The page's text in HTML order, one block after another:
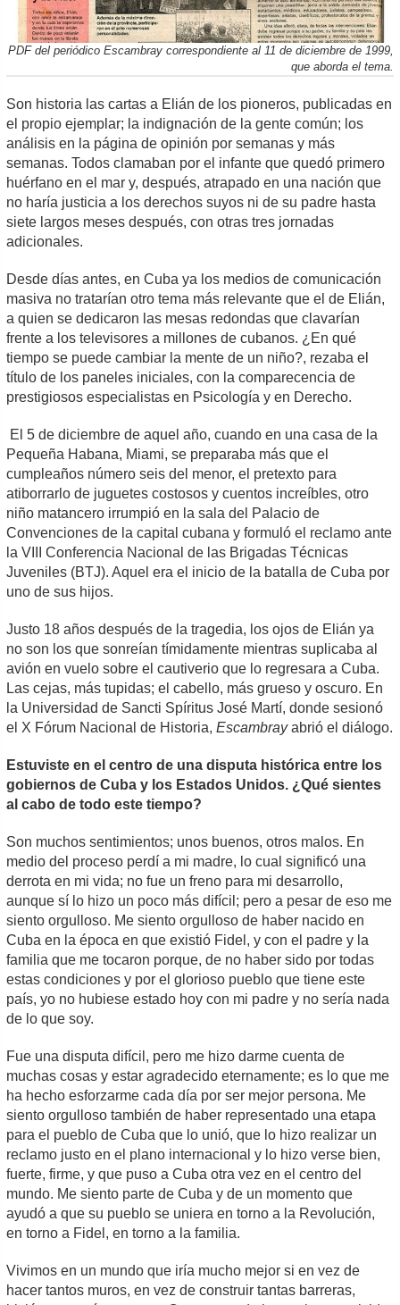
PDF del periódico Escambray correspondiente al 11 de diciembre de 1999,
que aborda el tema.
Son historia las cartas a Elián de los pioneros, publicadas en
el propio ejemplar; la indignación de la gente común; los
análisis en la página de opinión por semanas y más
semanas. Todos clamaban por el infante que quedó primero
huérfano en el mar y, después, atrapado en una nación que
no haría justicia a los derechos suyos ni de su padre hasta
siete largos meses después, con otras tres jornadas
adicionales.
Desde días antes, en Cuba ya los medios de comunicación
masiva no tratarían otro tema más relevante que el de Elián,
a quien se dedicaron las mesas redondas que clavarían
frente a los televisores a millones de cubanos. ¿En qué
tiempo se puede cambiar la mente de un niño?, rezaba el
título de los paneles iniciales, con la comparecencia de
prestigiosos especialistas en Psicología y en Derecho.
El 5 de diciembre de aquel año, cuando en una casa de la
Pequeña Habana, Miami, se preparaba más que el
cumpleaños número seis del menor, el pretexto para
atiborrarlo de juguetes costosos y cuentos increíbles, otro
niño matancero irrumpió en la sala del Palacio de
Convenciones de la capital cubana y formuló el reclamo ante
la VIII Conferencia Nacional de las Brigadas Técnicas
Juveniles (BTJ). Aquel era el inicio de la batalla de Cuba por
uno de sus hijos.
Justo 18 años después de la tragedia, los ojos de Elián ya
no son los que sonreían tímidamente mientras suplicaba al
avión en vuelo sobre el cautiverio que lo regresara a Cuba.
Las cejas, más tupidas; el cabello, más grueso y oscuro. En
la Universidad de Sancti Spíritus José Martí, donde sesionó
el X Fórum Nacional de Historia,Escambrayabrió el diálogo.
Estuviste en el centro de una disputa histórica entre los
gobiernos de Cuba y los Estados Unidos. ¿Qué sientes
al cabo de todo este tiempo?
Son muchos sentimientos; unos buenos, otros malos. En
medio del proceso perdí a mi madre, lo cual significó una
derrota en mi vida; no fue un freno para mi desarrollo,
aunque sí lo hizo un poco más difícil; pero a pesar de eso me
siento orgulloso. Me siento orgulloso de haber nacido en
Cuba en la época en que existió Fidel, y con el padre y la
familia que me tocaron porque, de no haber sido por todas
estas condiciones y por el glorioso pueblo que tiene este
país, yo no hubiese estado hoy con mi padre y no sería nada
de lo que soy.
Fue una disputa difícil, pero me hizo darme cuenta de
muchas cosas y estar agradecido eternamente; es lo que me
ha hecho esforzarme cada día por ser mejor persona. Me
siento orgulloso también de haber representado una etapa
para el pueblo de Cuba que lo unió, que lo hizo realizar un
reclamo justo en el plano internacional y lo hizo verse bien,
fuerte, firme, y que puso a Cuba otra vez en el centro del
mundo. Me siento parte de Cuba y de un momento que
ayudó a que su pueblo se uniera en torno a la Revolución,
en torno a Fidel, en torno a la familia.
Vivimos en un mundo que iría mucho mejor si en vez de
hacer tantos muros, en vez de construir tantas barreras,